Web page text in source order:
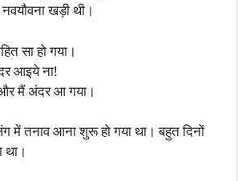
खड़ी थी।
सा हो गया।
आइये ना!
मैं अंदर आ गया।
तनाव आना शुरू हो गया था। बहुत दिनों
था।